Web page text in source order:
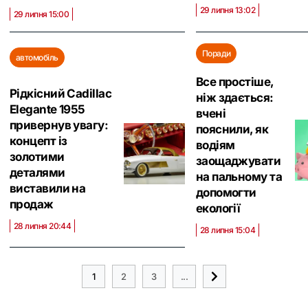
29 липня 15:00 29 липня 13:02
автомобіль
Рідкісний Cadillac
Elegante 1955
привернув увагу:
концепт із
золотими
деталями
виставили на
продаж
28 липня 20:44
Поради
Все простіше,
ніж здається:
вчені
пояснили, як
водіям
заощаджувати
на пальному та
допомогти
екології
28 липня 15:04
1 2 3 ...